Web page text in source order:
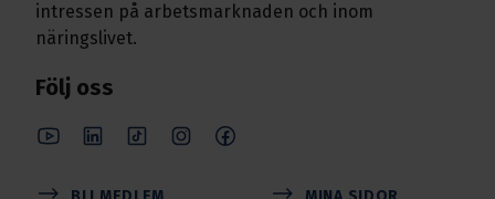
intressen på arbetsmarknaden och inom
näringslivet.
Följ oss